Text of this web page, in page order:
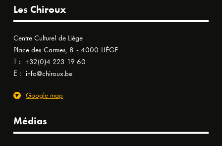
Les Chiroux
Centre Culturel de Liège
Place des Carmes, 8 - 4000 LIÈGE
T : +32(0)4 223 19 60
E : info@chiroux.be
Google map
Médias